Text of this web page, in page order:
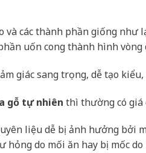
và các thành phần giống
uốn cong thành hình
giác sang trọng, dễ tạo
gỗ tự nhiên thì thường có giá
liệu dễ bị ảnh hưởng bởi
hỏng do mối ăn hay bị mốc